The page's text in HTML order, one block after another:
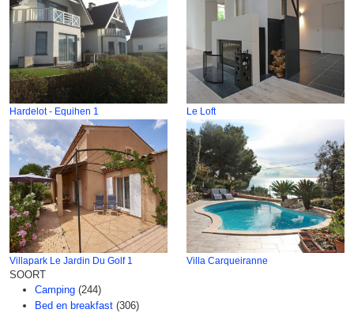
Hardelot - Equihen 1 Le Loft
Villapark Le Jardin Du Golf 1 Villa Carqueiranne
SOORT
Camping (244)
Bed en breakfast (306)